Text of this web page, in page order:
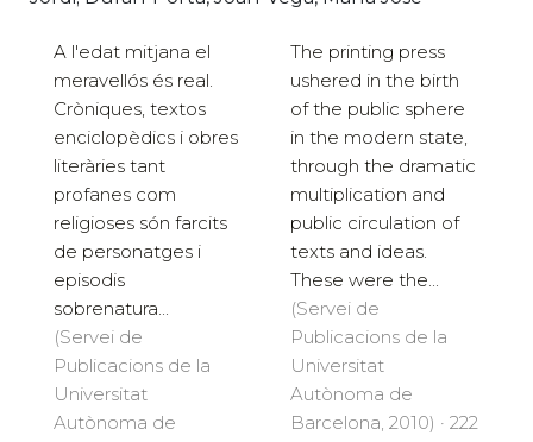
A l'edat mitjana el
meravellós és real.
Cròniques, textos
enciclopèdics i obres
literàries tant
profanes com
religioses són farcits
de personatges i
episodis
sobrenatura...
(Servei de
Publicacions de la
Universitat
Autònoma de
The printing press
ushered in the birth
of the public sphere
in the modern state,
through the dramatic
multiplication and
public circulation of
texts and ideas.
These were the...
(Servei de
Publicacions de la
Universitat
Autònoma de
Barcelona, 2010) · 222